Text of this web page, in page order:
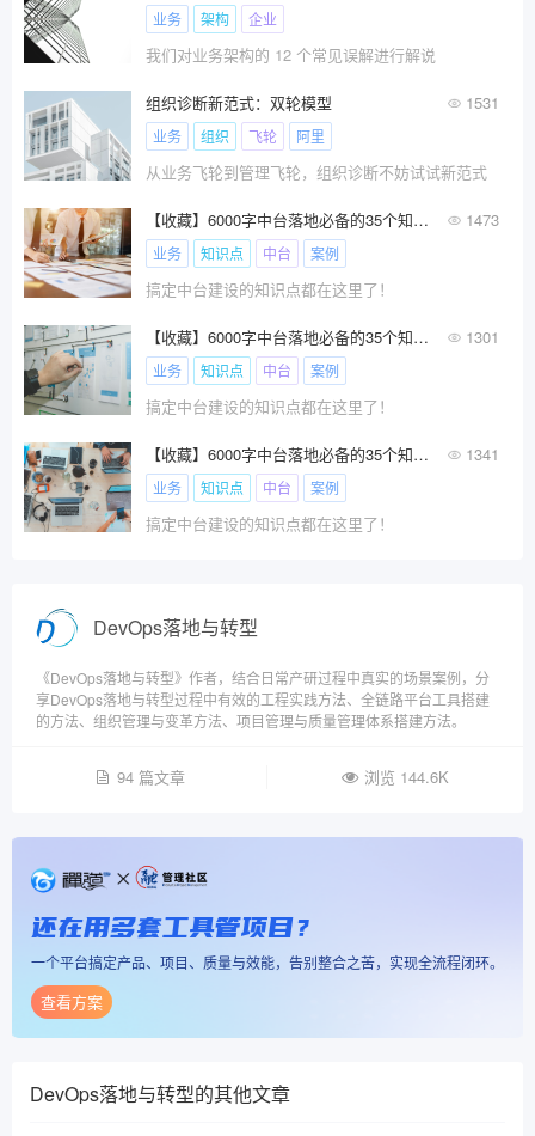
业务 架构 企业
我们对业务架构的 12 个常见误解进行解说
组织诊断新范式：双轮模型 1531
业务 组织 飞轮 阿里
从业务飞轮到管理飞轮，组织诊断不妨试试新范式
【收藏】6000字中台落地必备的35个知识点精华合集 1473
业务 知识点 中台 案例
搞定中台建设的知识点都在这里了！
【收藏】6000字中台落地必备的35个知识点精华合集 1301
业务 知识点 中台 案例
搞定中台建设的知识点都在这里了！
【收藏】6000字中台落地必备的35个知识点精华合集 1341
业务 知识点 中台 案例
搞定中台建设的知识点都在这里了！
DevOps落地与转型
《DevOps落地与转型》作者，结合日常产研过程中真实的场景案例，分
享DevOps落地与转型过程中有效的工程实践方法、全链路平台工具搭建
的方法、组织管理与变革方法、项目管理与质量管理体系搭建方法。
94 篇文章 浏览 144.6K
还在用多套工具管项目？
一个平台搞定产品、项目、质量与效能，告别整合之苦，实现全流程闭环。
查看方案
DevOps落地与转型的其他文章